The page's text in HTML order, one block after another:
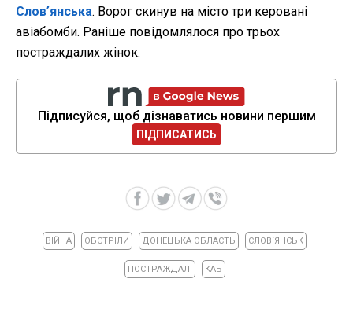
Словʼянська. Ворог скинув на місто три керовані
авіабомби. Раніше повідомлялося про трьох
постраждалих жінок.
Підписуйся, щоб дізнаватись новини першим
ПІДПИСАТИСЬ
ВІЙНА ОБСТРІЛИ ДОНЕЦЬКА ОБЛАСТЬ СЛОВ`ЯНСЬК
ПОСТРАЖДАЛІ КАБ